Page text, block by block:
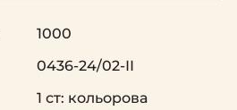
1000
0436-24/02-ІІ
1 ст: кольорова